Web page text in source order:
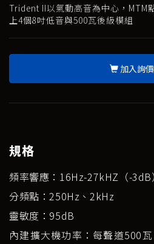
Trident II以氣動高音為中心，MTM
上4個8吋低音與500瓦後級模組
加入詢
規格
頻率響應：16Hz-27kHZ（-3dB）
分頻點：250Hz、2kHz
靈敏度：95dB
內建擴大機功率：每聲道500